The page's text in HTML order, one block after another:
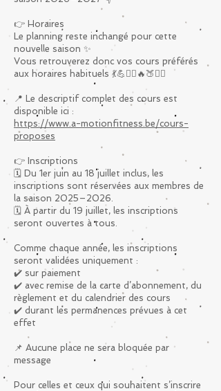
👉 Horaires
Le planning reste inchangé pour cette
nouvelle saison ✨
Vous retrouverez donc vos cours préférés
aux horaires habituels 💃💪🧘‍♀️🔥🍑🏋️‍♀️
📍 Le descriptif complet des cours est
disponible ici :
https://www.a-motionfitness.be/cours-
proposes
👉 Inscriptions
🗓️ Du 1er juin au 18 juillet inclus, les
inscriptions sont réservées aux membres de
la saison 2025–2026.
🗓️ À partir du 19 juillet, les inscriptions
seront ouvertes à tous.
Comme chaque année, les inscriptions
seront validées uniquement :
✔️ sur paiement
✔️ avec remise de la carte d’abonnement, du
règlement et du calendrier des cours
✔️ durant les permanences prévues à cet
effet
📌 Aucune place ne sera bloquée par
message
Pour celles et ceux qui souhaitent s’inscrire